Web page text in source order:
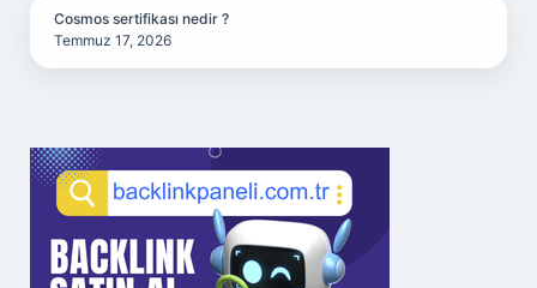
Cosmos sertifikası nedir ?
Temmuz 17, 2026